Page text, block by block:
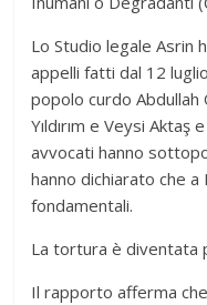
Lo Studio legale Asrin
appelli fatti dal 12
popolo curdo Abdullah
Yıldırım e Veysi
avvocati hanno
hanno dichiarato che
fondamentali.
La tortura è diventata
Il rapporto afferma